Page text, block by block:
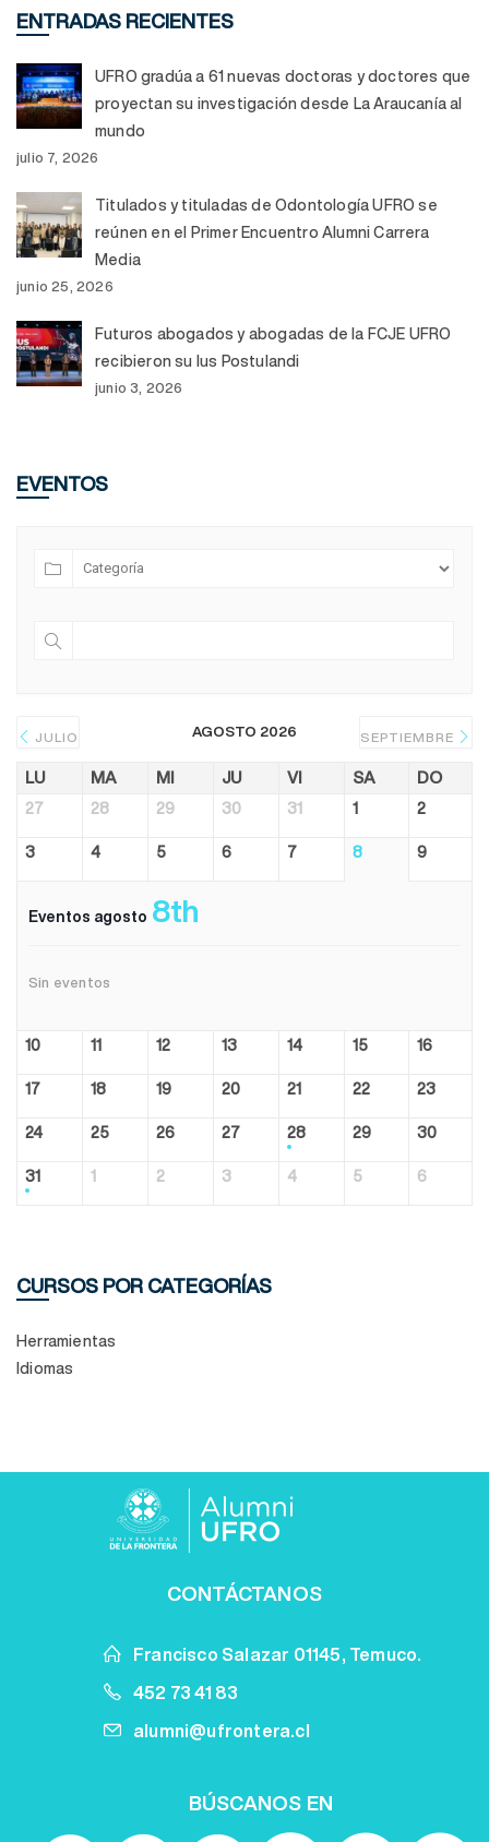
ENTRADAS RECIENTES
UFRO gradúa a 61 nuevas doctoras y doctores que
proyectan su investigación desde La Araucanía al
mundo
julio 7, 2026
Titulados y tituladas de Odontología UFRO se
reúnen en el Primer Encuentro Alumni Carrera
Media
junio 25, 2026
Futuros abogados y abogadas de la FCJE UFRO
recibieron su Ius Postulandi
junio 3, 2026
EVENTOS
JULIO AGOSTO 2026 SEPTIEMBRE
LU MA MI JU VI SA DO
27 28 29 30 31 1 2
3 4 5 6 7 8 9
Eventos agosto 8th
Sin eventos
10 11 12 13 14 15 16
17 18 19 20 21 22 23
24 25 26 27 28 29 30
31 1 2 3 4 5 6
CURSOS POR CATEGORÍAS
Herramientas
Idiomas
CONTÁCTANOS
Francisco Salazar 01145, Temuco.
452 73 41 83
alumni@ufrontera.cl
BÚSCANOS EN